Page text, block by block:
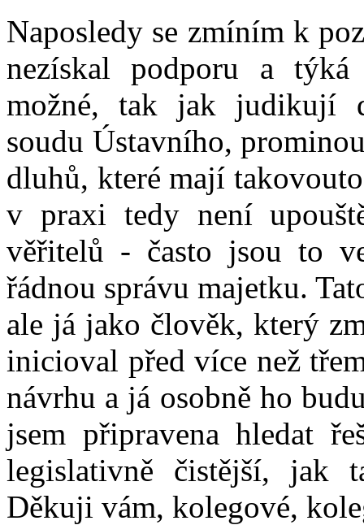
Naposledy se zmíním k
nezískal podporu a
možné, tak jak judikují
soudu Ústavního,
dluhů, které mají
v praxi tedy není
věřitelů - často jsou to
řádnou správu majetku.
ale já jako člověk, který
inicioval před více než
návrhu a já osobně ho
jsem připravena hledat
legislativně čistější, jak
Děkuji vám, kolegové,